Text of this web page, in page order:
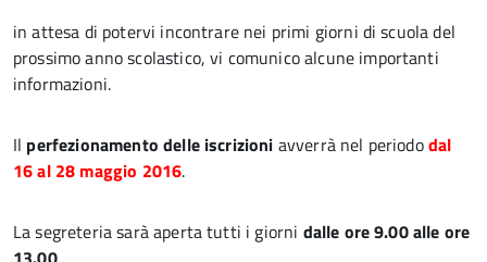
in attesa di potervi incontrare nei primi giorni di scuola del
prossimo anno scolastico, vi comunico alcune importanti
informazioni.
Il perfezionamento delle iscrizioni avverrà nel periododal
16 al 28 maggio 2016.
La segreteria sarà aperta tutti i giorni dalle ore 9.00 alle ore